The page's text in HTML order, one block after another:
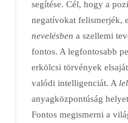
segítése. Cél, hogy a
negatívokat felismerjék,
nevelésben a szellemi
fontos. A legfontosabb
erkölcsi törvények
valódi intelligenciát. A
anyagközpontúság
Fontos megismerni a